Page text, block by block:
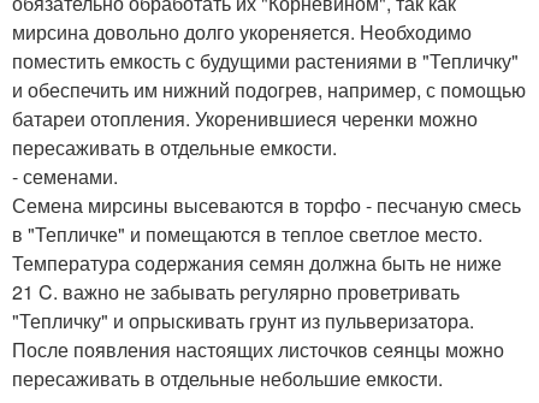
мирсина довольно долго укореняется. Необходимо
поместить емкость с будущими растениями в "Тепличку"
и обеспечить им нижний подогрев, например, с помощью
батареи отопления. Укоренившиеся черенки можно
пересаживать в отдельные емкости.
- семенами.
Семена мирсины высеваются в торфо - песчаную смесь
в "Тепличке" и помещаются в теплое светлое место.
Температура содержания семян должна быть не ниже
21 C. важно не забывать регулярно проветривать
"Тепличку" и опрыскивать грунт из пульверизатора.
После появления настоящих листочков сеянцы можно
пересаживать в отдельные небольшие емкости.